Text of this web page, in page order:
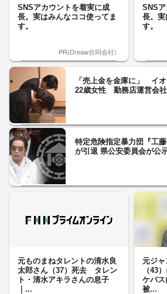
SNSアカウントを着実に成
長。実はみんなココ使ってま
す。
PR(Dreaw合同会社)
SNS
長。実
す。
「売上金を金庫に」 イ
22歳女性 勤務店運営会
特定危険指定暴力団『工
が引退 県公安委員会が公
元ものまねタレントの清水良
太郎さん（37）死去 タレン
ト・清水アキラさんの息子
｜...
元ジャ
（43
ケバ
被...